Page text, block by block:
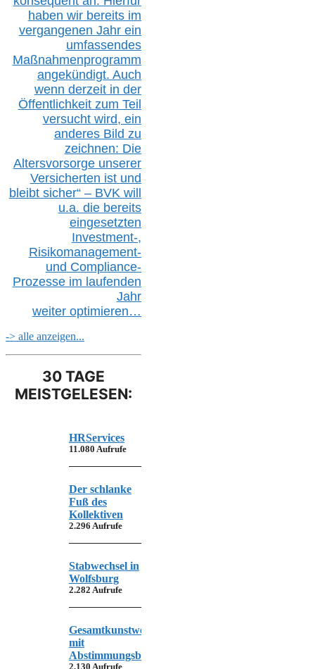
haben wir bereits im
vergangenen Jahr ein
umfassendes
Maßnahmenprogramm
angekündigt. Auch
wenn derzeit in der
Öffentlichkeit zum Teil
versucht wird, ein
anderes Bild zu
zeichnen: Die
Altersvorsorge unserer
Versicherten ist und
bleibt sicher“ – BVK will
u.a. die bereits
eingesetzten
Investment-,
Risikomanagement-
und Compliance-
Prozesse im laufenden
Jahr
weiter optimieren…
-> alle anzeigen...
30 TAGE
MEISTGELESEN:
HRServices
11.080 Aufrufe
Der schlanke
Fuß des
Kollektiven
2.296 Aufrufe
Stabwechsel in
Wolfsburg
2.282 Aufrufe
Gesamtkunstwerk
mit
Abstimmungsbedarf
2.130 Aufrufe